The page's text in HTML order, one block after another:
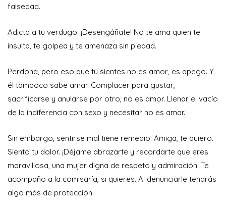
falsedad.
Adicta a tu verdugo: ¡Desengáñate! No te ama quien te
insulta, te golpea y te amenaza sin piedad.
Perdona, pero eso que tú sientes no es amor, es apego. Y
él tampoco sabe amar. Complacer para gustar,
sacrificarse y anularse por otro, no es amor. Llenar el vacío
de la indiferencia con sexo y necesitar no es amar.
Sin embargo, sentirse mal tiene remedio. Amiga, te quiero.
Siento tu dolor. ¡Déjame abrazarte y recordarte que eres
maravillosa, una mujer digna de respeto y admiración! Te
acompaño a la comisaría, si quieres. Al denunciarle tendrás
algo más de protección.